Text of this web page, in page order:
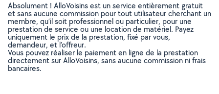
Absolument ! AlloVoisins est un service entièrement gratuit
et sans aucune commission pour tout utilisateur cherchant un
membre, qu’il soit professionnel ou particulier, pour une
prestation de service ou une location de matériel. Payez
uniquement le prix de la prestation, fixé par vous,
demandeur, et l’offreur.
Vous pouvez réaliser le paiement en ligne de la prestation
directement sur AlloVoisins, sans aucune commission ni frais
bancaires.